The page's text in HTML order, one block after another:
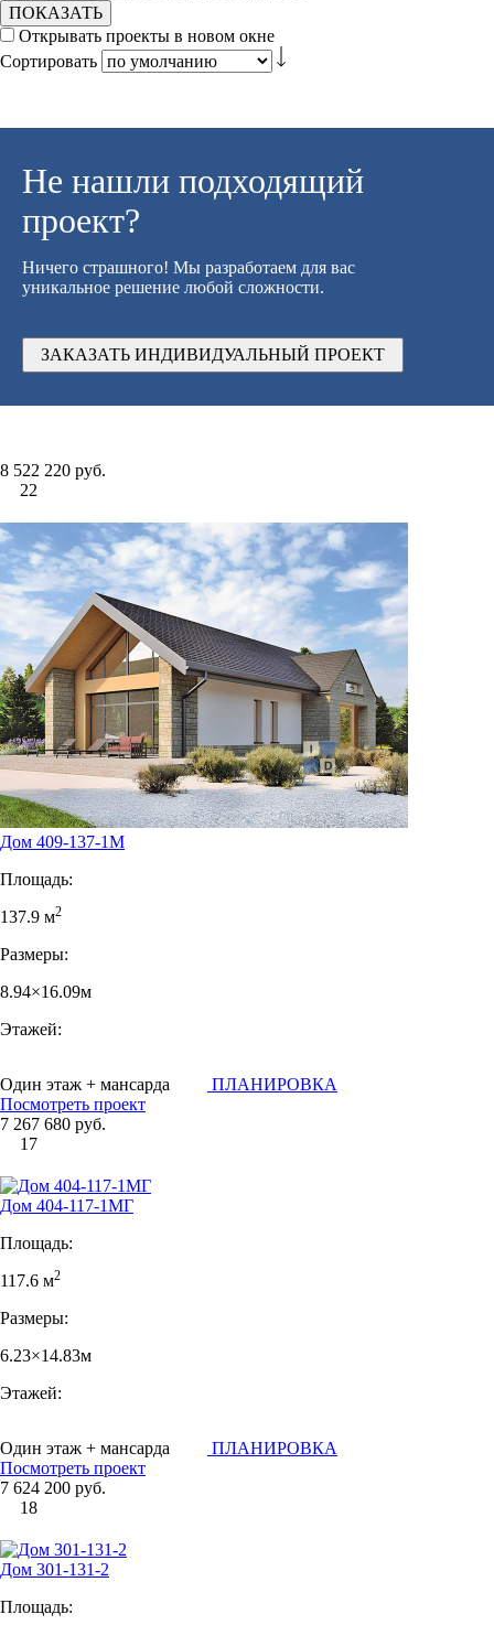
ПОКАЗАТЬ
Открывать проекты в новом окне
Сортировать
Не нашли подходящий
проект?
Ничего страшного! Мы разработаем для вас
уникальное решение любой сложности.
ЗАКАЗАТЬ ИНДИВИДУАЛЬНЫЙ ПРОЕКТ
8 522 220 руб.
22
Дом 409-137-1М
Площадь:
137.9 м2
Размеры:
8.94×16.09м
Этажей:
Один этаж + мансарда
ПЛАНИРОВКА
Посмотреть проект
7 267 680 руб.
17
Дом 404-117-1МГ
Площадь:
117.6 м2
Размеры:
6.23×14.83м
Этажей:
Один этаж + мансарда
ПЛАНИРОВКА
Посмотреть проект
7 624 200 руб.
18
Дом 301-131-2
Площадь: